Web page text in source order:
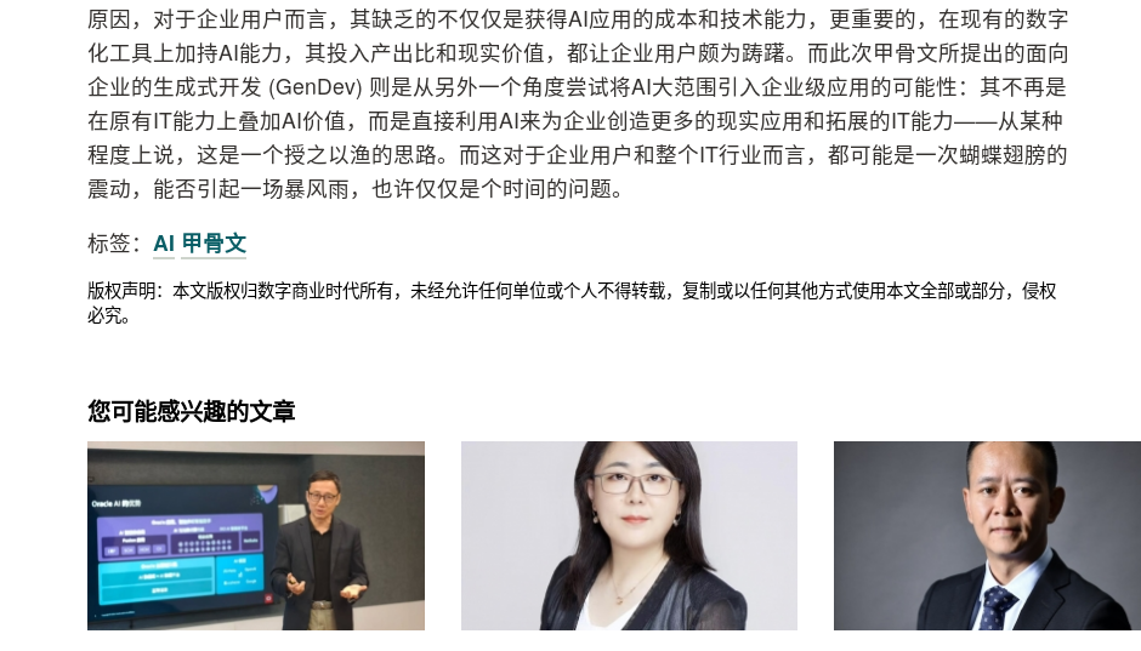
原因，对于企业用户而言，其缺乏的不仅仅是获得AI应用的成本和技术能力，更重要的，在现有的数字
化工具上加持AI能力，其投入产出比和现实价值，都让企业用户颇为踌躇。而此次甲骨文所提出的面向
企业的生成式开发 (GenDev) 则是从另外一个角度尝试将AI大范围引入企业级应用的可能性：其不再是
在原有IT能力上叠加AI价值，而是直接利用AI来为企业创造更多的现实应用和拓展的IT能力——从某种
程度上说，这是一个授之以渔的思路。而这对于企业用户和整个IT行业而言，都可能是一次蝴蝶翅膀的
震动，能否引起一场暴风雨，也许仅仅是个时间的问题。
标签： AI 甲骨文
版权声明：本文版权归数字商业时代所有，未经允许任何单位或个人不得转载，复制或以任何其他方式使用本文全部或部分，侵权
必究。
您可能感兴趣的文章